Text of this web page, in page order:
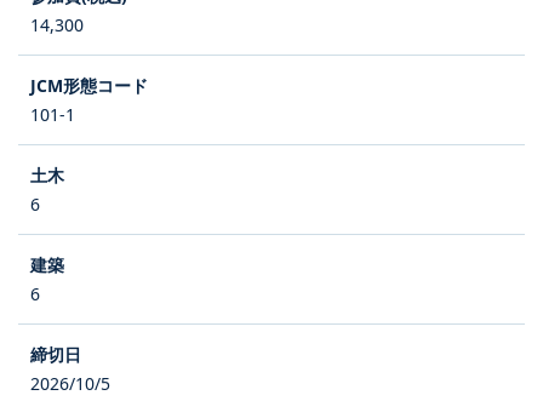
14,300
101-1
6
6
2026/10/5